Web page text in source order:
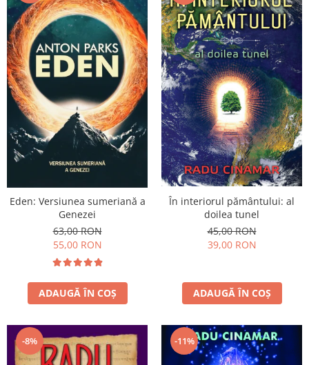
Eden: Versiunea sumeriană a
Genezei
63,00 RON
55,00 RON
ADAUGĂ ÎN COȘ
În interiorul pământului: al
doilea tunel
45,00 RON
39,00 RON
ADAUGĂ ÎN COȘ
-8% -11%